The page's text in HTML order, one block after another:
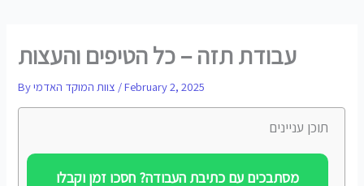
עבודת תזה – כל הטיפים והעצות
By /February 2, 2025
תוכן עניינים
מסתבכים עם כתיבת העבודה? חסכו זמן וקבלו